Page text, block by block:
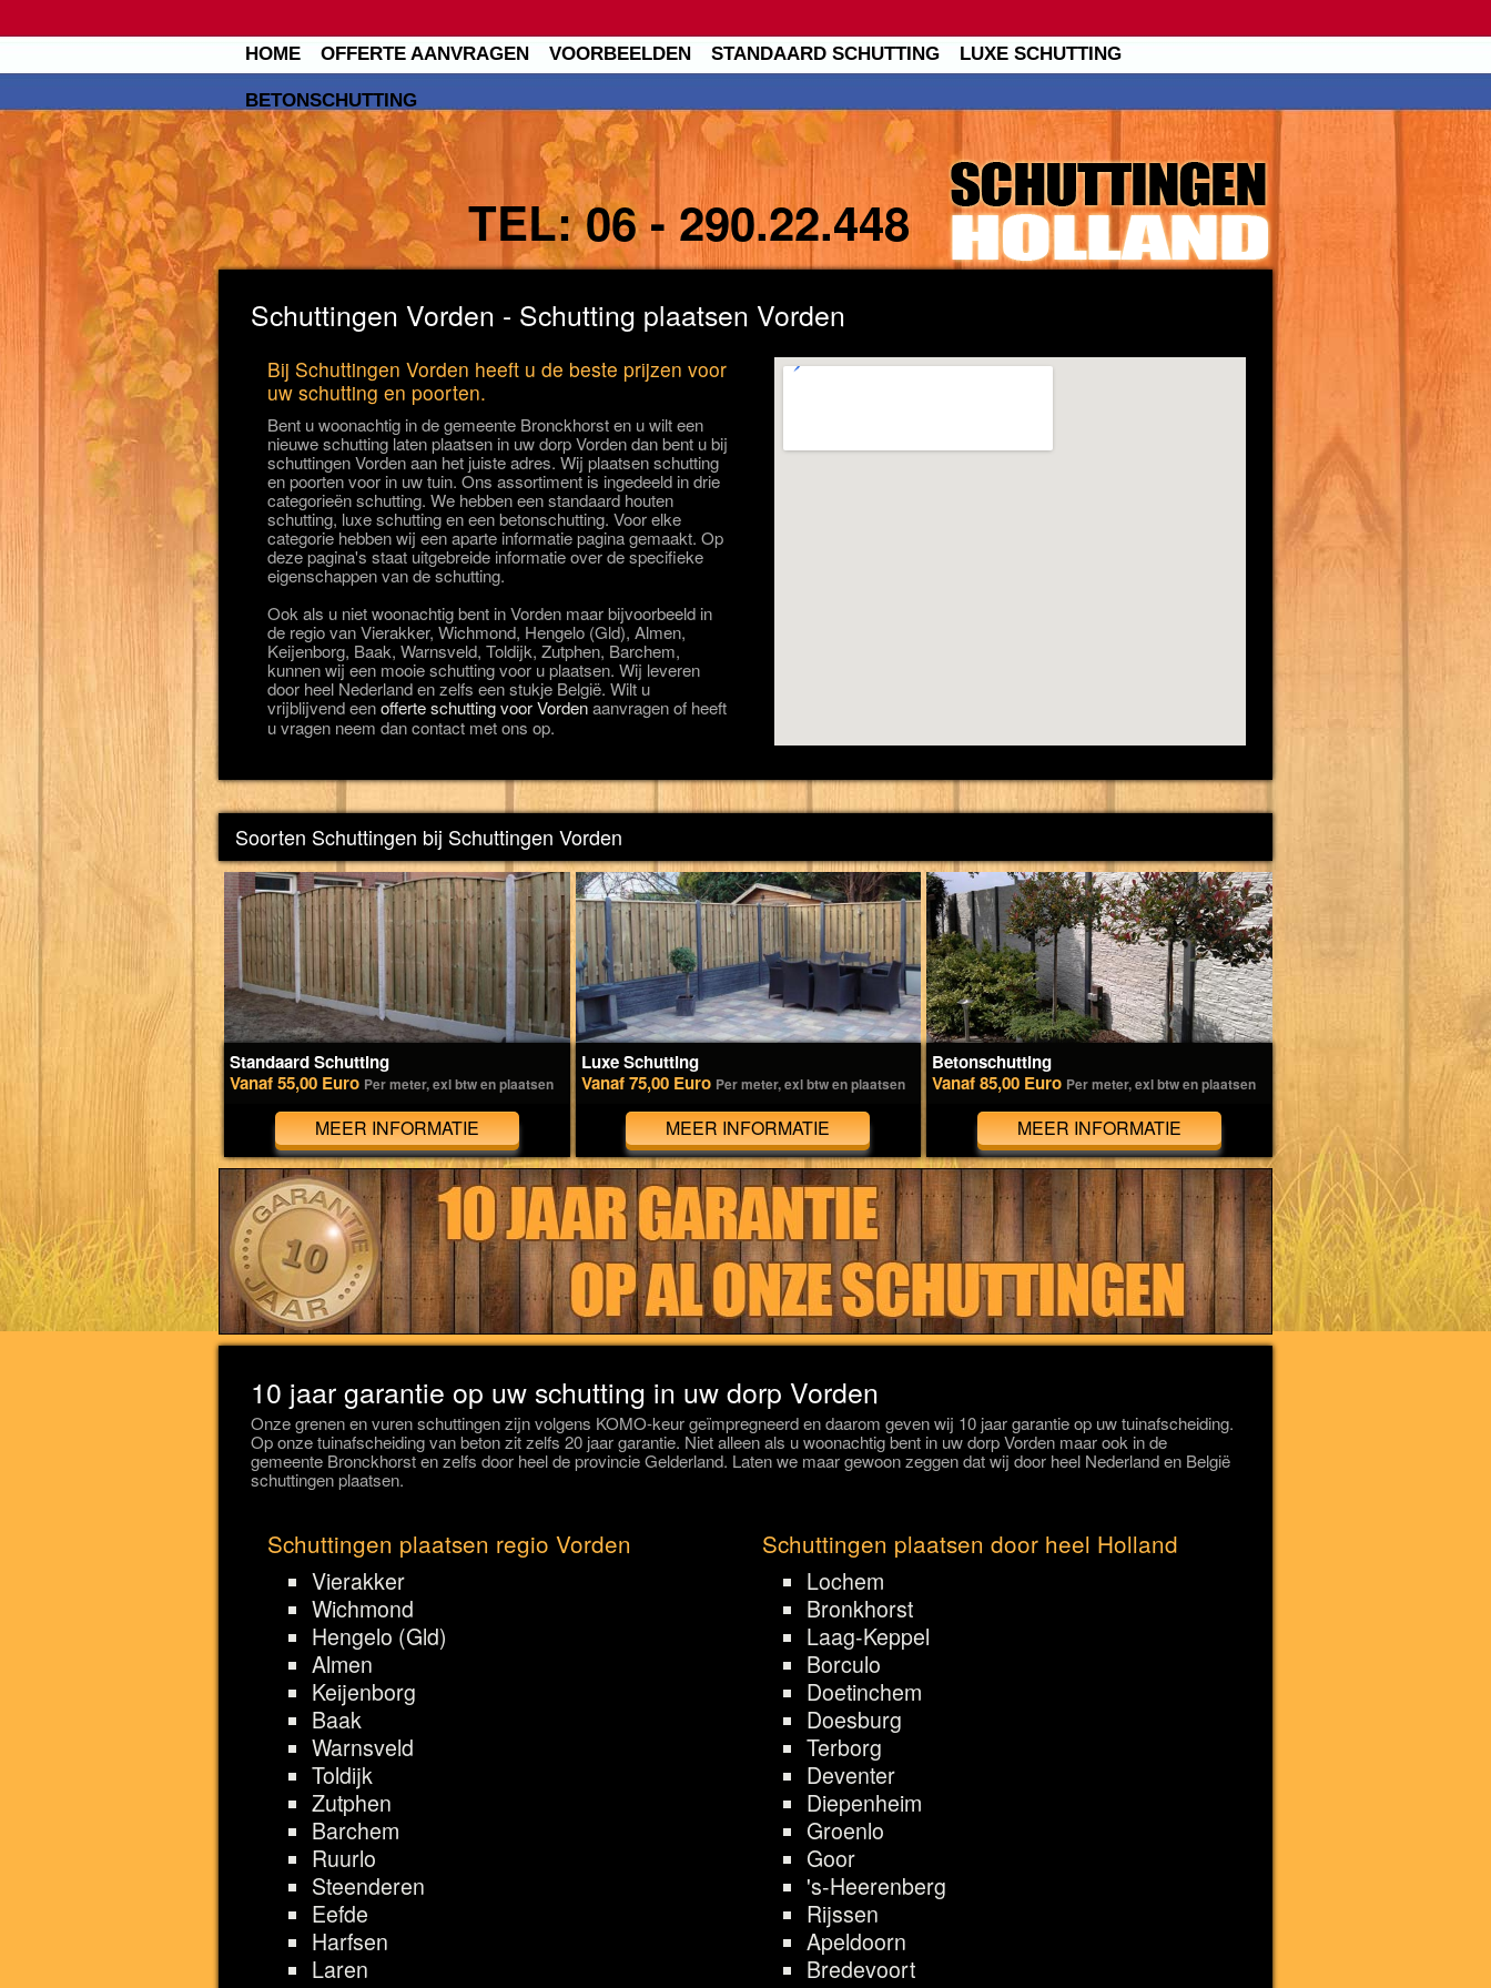
HOME OFFERTE AANVRAGEN VOORBEELDEN STANDAARD SCHUTTING LUXE SCHUTTING
BETONSCHUTTING
TEL:06 - 290.22.448
Schuttingen Vorden - Schutting plaatsen Vorden
Bij Schuttingen Vorden heeft u de beste prijzen voor
uw schutting en poorten.
Bent u woonachtig in de gemeente Bronckhorst en u wilt een
nieuwe schutting laten plaatsen in uw dorp Vorden dan bent u bij
schuttingen Vorden aan het juiste adres. Wij plaatsen schutting
en poorten voor in uw tuin. Ons assortiment is ingedeeld in drie
categorieën schutting. We hebben een standaard houten
schutting, luxe schutting en een betonschutting. Voor elke
categorie hebben wij een aparte informatie pagina gemaakt. Op
deze pagina's staat uitgebreide informatie over de specifieke
eigenschappen van de schutting.
Ook als u niet woonachtig bent in Vorden maar bijvoorbeeld in
de regio van Vierakker, Wichmond, Hengelo (Gld), Almen,
Keijenborg, Baak, Warnsveld, Toldijk, Zutphen, Barchem,
kunnen wij een mooie schutting voor u plaatsen. Wij leveren
door heel Nederland en zelfs een stukje België. Wilt u
vrijblijvend eenofferte schutting voor Vordenaanvragen of heeft
u vragen neem dan contact met ons op.
Soorten Schuttingen bij Schuttingen Vorden
Standaard Schutting
Vanaf 55,00 Euro Per meter, exl btw en plaatsen
MEER INFORMATIE
Luxe Schutting
Vanaf 75,00 Euro Per meter, exl btw en plaatsen
MEER INFORMATIE
Betonschutting
Vanaf 85,00 Euro Per meter, exl btw en plaatsen
MEER INFORMATIE
10 jaar garantie op uw schutting in uw dorp Vorden
Onze grenen en vuren schuttingen zijn volgens KOMO-keur geïmpregneerd en daarom geven wij 10 jaar garantie op uw tuinafscheiding.
Op onze tuinafscheiding van beton zit zelfs 20 jaar garantie. Niet alleen als u woonachtig bent in uw dorp Vorden maar ook in de
gemeente Bronckhorst en zelfs door heel de provincie Gelderland. Laten we maar gewoon zeggen dat wij door heel Nederland en België
schuttingen plaatsen.
Schuttingen plaatsen regio Vorden
Vierakker
Wichmond
Hengelo (Gld)
Almen
Keijenborg
Baak
Warnsveld
Toldijk
Zutphen
Barchem
Ruurlo
Steenderen
Eefde
Harfsen
Laren
Schuttingen plaatsen door heel Holland
Lochem
Bronkhorst
Laag-Keppel
Borculo
Doetinchem
Doesburg
Terborg
Deventer
Diepenheim
Groenlo
Goor
's-Heerenberg
Rijssen
Apeldoorn
Bredevoort